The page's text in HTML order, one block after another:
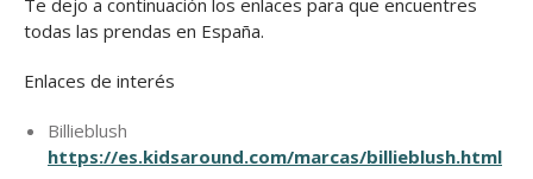
todas las prendas en España.
Enlaces de interés
Billieblush
https://es.kidsaround.com/marcas/billieblush.html